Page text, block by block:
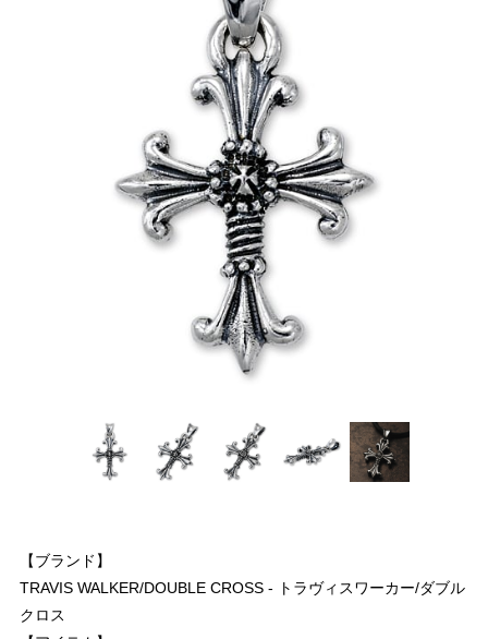
【ブランド】
TRAVIS WALKER/DOUBLE CROSS - トラヴィスワーカー/ダブル
クロス